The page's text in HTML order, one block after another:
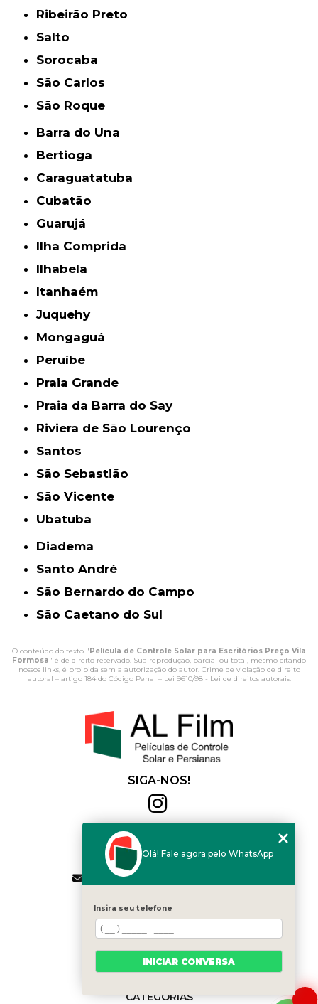
Ribeirão Preto
Salto
Sorocaba
São Carlos
São Roque
Barra do Una
Bertioga
Caraguatatuba
Cubatão
Guarujá
Ilha Comprida
Ilhabela
Itanhaém
Juquehy
Mongaguá
Peruíbe
Praia Grande
Praia da Barra do Say
Riviera de São Lourenço
Santos
São Sebastião
São Vicente
Ubatuba
Diadema
Santo André
São Bernardo do Campo
São Caetano do Sul
O conteúdo do texto " Película de Controle Solar para Escritórios Preço Vila
Formosa" é de direito reservado. Sua reprodução, parcial ou total, mesmo citando
nossos links, é proibida sem a autorização do autor. Crime de violação de direito
autoral – artigo 184 do Código Penal – Lei 9610/98 - Lei de direitos autorais.
SIGA-NOS!
(11) 2564-4684
(11) 94168-2041
contato.vendas@alfilm.com.br
MENU
HOME
QUEM SOMOS
SERVIÇOS
BLOG
CATEGORIAS
1
Olá! Fale agora pelo WhatsApp
Insira seu telefone
INICIAR CONVERSA